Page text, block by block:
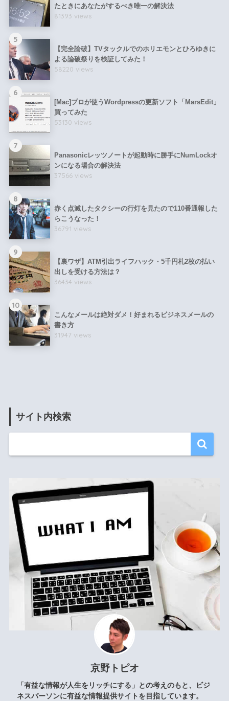
たときにあなたがするべき唯一の解決法
81393 views
5
【完全論破】TVタックルでのホリエモンとひろゆきに
よる論破祭りを検証してみた！
58220 views
6
[Mac]プロが使うWordpressの更新ソフト「MarsEdit」
買ってみた
53130 views
7
Panasonicレッツノートが起動時に勝手にNumLockオ
ンになる場合の解決法
37566 views
8
赤く点滅したタクシーの行灯を見たので110番通報した
らこうなった！
36791 views
9
【裏ワザ】ATM引出ライフハック・5千円札2枚の払い
出しを受ける方法は？
36434 views
10
こんなメールは絶対ダメ！好まれるビジネスメールの
書き方
31947 views
サイト内検索
京野トピオ
「有益な情報が人生をリッチにする」との考えのもと、ビジ
ネスパーソンに有益な情報提供サイトを目指しています。